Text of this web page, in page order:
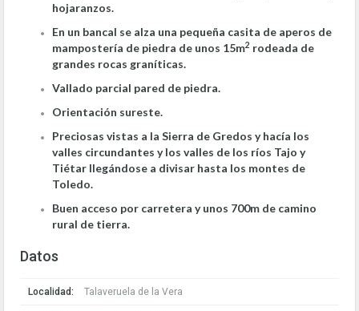
hojaranzos.
En un bancal se alza una pequeña casita de aperos de
mampostería de piedra de unos 15m2 rodeada de
grandes rocas graníticas.
Vallado parcial pared de piedra.
Orientación sureste.
Preciosas vistas a la Sierra de Gredos y hacía los
valles circundantes y los valles de los ríos Tajo y
Tiétar llegándose a divisar hasta los montes de
Toledo.
Buen acceso por carretera y unos 700m de camino
rural de tierra.
Datos
Localidad: Talaveruela de la Vera